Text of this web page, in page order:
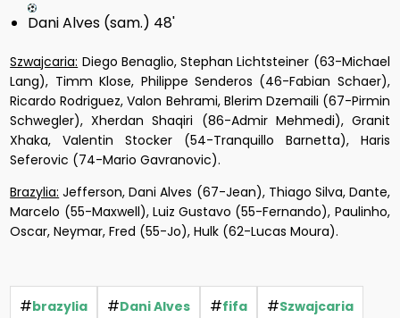
Dani Alves (sam.) 48'
Szwajcaria: Diego Benaglio, Stephan Lichtsteiner (63-Michael
Lang), Timm Klose, Philippe Senderos (46-Fabian Schaer),
Ricardo Rodriguez, Valon Behrami, Blerim Dzemaili (67-Pirmin
Schwegler), Xherdan Shaqiri (86-Admir Mehmedi), Granit
Xhaka, Valentin Stocker (54-Tranquillo Barnetta), Haris
Seferovic (74-Mario Gavranovic).
Brazylia: Jefferson, Dani Alves (67-Jean), Thiago Silva, Dante,
Marcelo (55-Maxwell), Luiz Gustavo (55-Fernando), Paulinho,
Oscar, Neymar, Fred (55-Jo), Hulk (62-Lucas Moura).
#brazylia #Dani Alves #fifa #Szwajcaria